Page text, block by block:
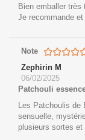
Bien emballer très
Je recommande
Note
Zephirin M
06/02/2025
Patchouli
Les Patchoulis de
sensuelle,
plusieurs sortes